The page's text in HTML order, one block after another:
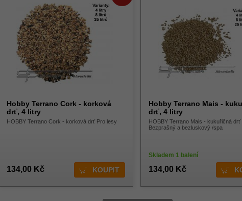
Hobby Terrano Cork - korková
drť, 4 litry
HOBBY Terrano Cork - korková drť Pro lesy
134,00 Kč
Hobby Terrano Mais -
drť, 4 litry
HOBBY Terrano Mais - kukuřičná drť
Bezprašný a bezluskový /spa
Skladem 1 balení
134,00 Kč